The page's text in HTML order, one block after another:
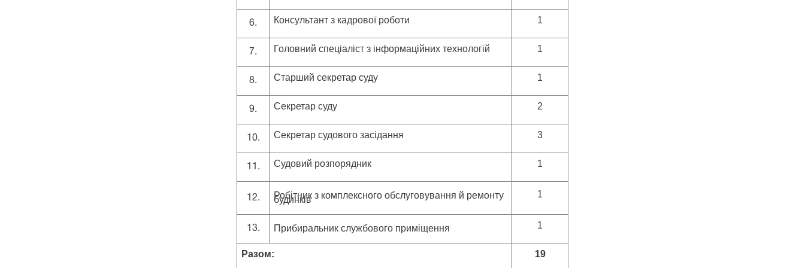
6. Консультант з кадрової роботи 1
7. Головний спеціаліст з інформаційних технологій 1
8. Старший секретар суду 1
9. Секретар суду 2
10. Секретар судового засідання 3
11. Судовий розпорядник 1
12. Робітник з комплексного обслуговування й ремонту
будинків
1
13. Прибиральник службового приміщення 1
Разом: 19